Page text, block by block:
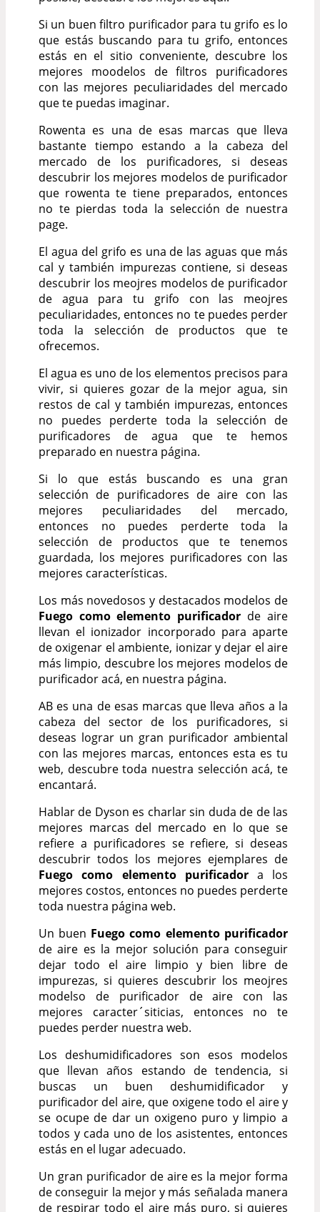
Si un buen filtro purificador para tu grifo es lo
que estás buscando para tu grifo, entonces
estás en el sitio conveniente, descubre los
mejores moodelos de filtros purificadores
con las mejores peculiaridades del mercado
que te puedas imaginar.
Rowenta es una de esas marcas que lleva
bastante tiempo estando a la cabeza del
mercado de los purificadores, si deseas
descubrir los mejores modelos de purificador
que rowenta te tiene preparados, entonces
no te pierdas toda la selección de nuestra
page.
El agua del grifo es una de las aguas que más
cal y también impurezas contiene, si deseas
descubrir los meojres modelos de purificador
de agua para tu grifo con las meojres
peculiaridades, entonces no te puedes perder
toda la selección de productos que te
ofrecemos.
El agua es uno de los elementos precisos para
vivir, si quieres gozar de la mejor agua, sin
restos de cal y también impurezas, entonces
no puedes perderte toda la selección de
purificadores de agua que te hemos
preparado en nuestra página.
Si lo que estás buscando es una gran
selección de purificadores de aire con las
mejores peculiaridades del mercado,
entonces no puedes perderte toda la
selección de productos que te tenemos
guardada, los mejores purificadores con las
mejores características.
Los más novedosos y destacados modelos de
Fuego como elemento purificador de aire
llevan el ionizador incorporado para aparte
de oxigenar el ambiente, ionizar y dejar el aire
más limpio, descubre los mejores modelos de
purificador acá, en nuestra página.
AB es una de esas marcas que lleva años a la
cabeza del sector de los purificadores, si
deseas lograr un gran purificador ambiental
con las mejores marcas, entonces esta es tu
web, descubre toda nuestra selección acá, te
encantará.
Hablar de Dyson es charlar sin duda de de las
mejores marcas del mercado en lo que se
refiere a purificadores se refiere, si deseas
descubrir todos los mejores ejemplares de
Fuego como elemento purificador a los
mejores costos, entonces no puedes perderte
toda nuestra página web.
Un buen Fuego como elemento purificador
de aire es la mejor solución para conseguir
dejar todo el aire limpio y bien libre de
impurezas, si quieres descubrir los meojres
modelso de purificador de aire con las
mejores caracter´siticias, entonces no te
puedes perder nuestra web.
Los deshumidificadores son esos modelos
que llevan años estando de tendencia, si
buscas un buen deshumidificador y
purificador del aire, que oxigene todo el aire y
se ocupe de dar un oxigeno puro y limpio a
todos y cada uno de los asistentes, entonces
estás en el lugar adecuado.
Un gran purificador de aire es la mejor forma
de conseguir la mejor y más señalada manera
de respirar todo el aire más puro, si quieres